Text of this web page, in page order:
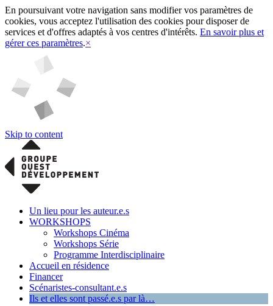
En poursuivant votre navigation sans modifier vos paramètres de
cookies, vous acceptez l'utilisation des cookies pour disposer de
services et d'offres adaptés à vos centres d'intérêts. En savoir plus et
gérer ces paramètres.×
Skip to content
Un lieu pour les auteur.e.s
WORKSHOPS
Workshops Cinéma
Workshops Série
Programme Interdisciplinaire
Accueil en résidence
Financer
Scénaristes-consultant.e.s
Ils et elles sont passé.e.s par là…